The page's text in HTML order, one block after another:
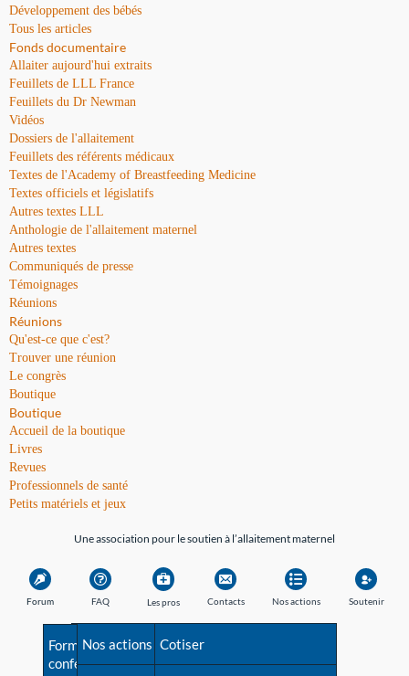
Développement des bébés
Tous les articles
Fonds documentaire
Allaiter aujourd'hui extraits
Feuillets de LLL France
Feuillets du Dr Newman
Vidéos
Dossiers de l'allaitement
Feuillets des référents médicaux
Textes de l'Academy of Breastfeeding Medicine
Textes officiels et législatifs
Autres textes LLL
Anthologie de l'allaitement maternel
Autres textes
Communiqués de presse
Témoignages
Réunions
Réunions
Qu'est-ce que c'est?
Trouver une réunion
Le congrès
Boutique
Boutique
Accueil de la boutique
Livres
Revues
Professionnels de santé
Petits matériels et jeux
Une association pour le soutien à l’allaitement maternel
Forum FAQ
Avant la naissance
Les pros
Formations et
conférences
Contacts
Besoin d'aide?
Nos actions
Nos actions
Soutenir
Cotiser